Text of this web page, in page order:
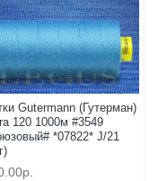
Gutermann (Гутерман)
120 1000м #3549
*07822* J/21